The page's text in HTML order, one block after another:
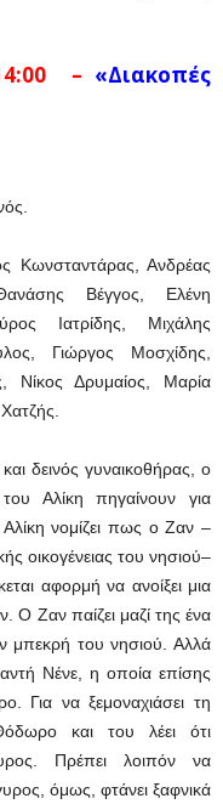
– «Διακοπές
Κωνσταντάρας, Ανδρέας
Βέγγος, Ελένη
Ιατρίδης, Μιχάλης
Γιώργος Μοσχίδης,
Νίκος Δρυμαίος, Μαρία
δεινός γυναικοθήρας, ο
Αλίκη πηγαίνουν για
Αλίκη νομίζει πως ο Ζαν –
οικογένειας του νησιού–
αφορμή να ανοίξει μια
Ο Ζαν παίζει μαζί της ένα
μπεκρή του νησιού. Αλλά
Νένε, η οποία επίσης
Για να ξεμοναχιάσει τη
και του λέει ότι
Πρέπει λοιπόν να
όμως, φτάνει ξαφνικά